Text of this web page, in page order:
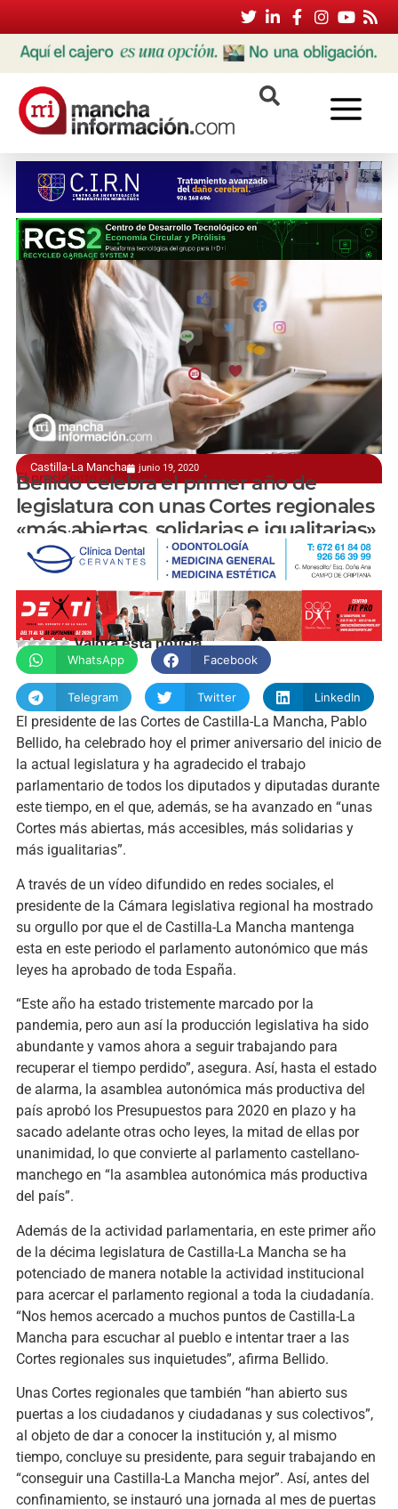
Castilla-La Mancha junio 19, 2020
El presidente de las Cortes de C-LM
Bellido celebra el primer año de
legislatura con unas Cortes regionales
«más abiertas, solidarias e igualitarias»
manchainformacion.com
Valora esta noticia
WhatsApp Facebook
Telegram Twitter LinkedIn
El presidente de las Cortes de Castilla-La Mancha, Pablo
Bellido, ha celebrado hoy el primer aniversario del inicio de
la actual legislatura y ha agradecido el trabajo
parlamentario de todos los diputados y diputadas durante
este tiempo, en el que, además, se ha avanzado en “unas
Cortes más abiertas, más accesibles, más solidarias y
más igualitarias”.
A través de un vídeo difundido en redes sociales, el
presidente de la Cámara legislativa regional ha mostrado
su orgullo por que el de Castilla-La Mancha mantenga
esta en este periodo el parlamento autonómico que más
leyes ha aprobado de toda España.
“Este año ha estado tristemente marcado por la
pandemia, pero aun así la producción legislativa ha sido
abundante y vamos ahora a seguir trabajando para
recuperar el tiempo perdido”, asegura. Así, hasta el estado
de alarma, la asamblea autonómica más productiva del
país aprobó los Presupuestos para 2020 en plazo y ha
sacado adelante otras ocho leyes, la mitad de ellas por
unanimidad, lo que convierte al parlamento castellano-
manchego en “la asamblea autonómica más productiva
del país”.
Además de la actividad parlamentaria, en este primer año
de la décima legislatura de Castilla-La Mancha se ha
potenciado de manera notable la actividad institucional
para acercar el parlamento regional a toda la ciudadanía.
“Nos hemos acercado a muchos puntos de Castilla-La
Mancha para escuchar al pueblo e intentar traer a las
Cortes regionales sus inquietudes”, afirma Bellido.
Unas Cortes regionales que también “han abierto sus
puertas a los ciudadanos y ciudadanas y sus colectivos”,
al objeto de dar a conocer la institución y, al mismo
tiempo, concluye su presidente, para seguir trabajando en
“conseguir una Castilla-La Mancha mejor”. Así, antes del
confinamiento, se instauró una jornada al mes de puertas